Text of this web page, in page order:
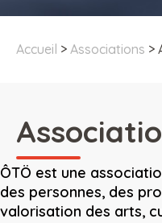
Accueil > Associations >
ÔTÖ est une
des personnes, des
valorisation des arts,